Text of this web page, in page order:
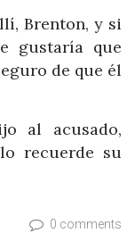
Brenton, y si
gustaría que
de que él
al acusado,
recuerde su
0 comments